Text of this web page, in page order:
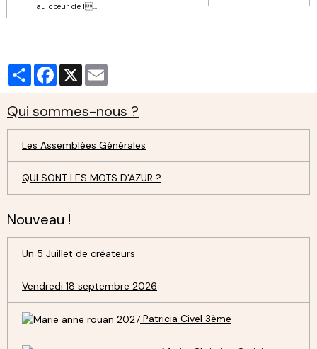
au cœur de l...
PartagerFacebook
X
Qui sommes-nous ?
Les Assemblées Générales
QUI SONT LES MOTS D'AZUR ?
Nouveau !
Un 5 Juillet de créateurs
Vendredi 18 septembre 2026
Patricia Civel 3ème